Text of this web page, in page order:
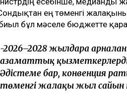
ең төменгі
бұл мәселе бюджетте
-2026–2028 жылдарға
азаматтық
Әдістеме бар, конвенция
төменгі жалақы жыл сайын